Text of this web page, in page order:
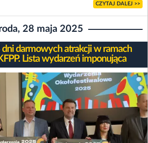
CZYTAJ DALEJ >>
28 maja 2025
dni darmowych atrakcji w ramach
Lista wydarzeń imponująca